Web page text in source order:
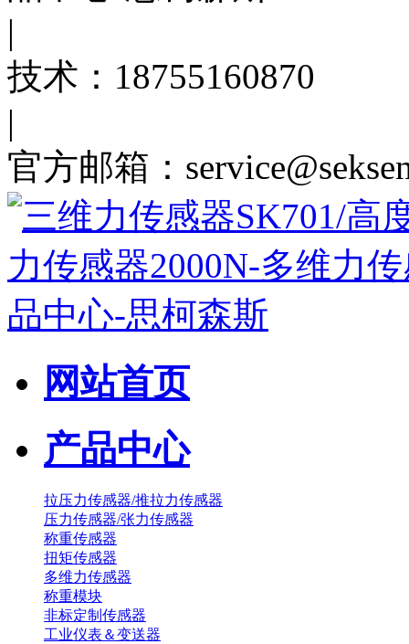
|
技术：18755160870
|
官方邮箱：
网站首页
产品中心
拉压力传感器/推拉力传感器
压力传感器/张力传感器
称重传感器
扭矩传感器
多维力传感器
称重模块
非标定制传感器
工业仪表＆变送器